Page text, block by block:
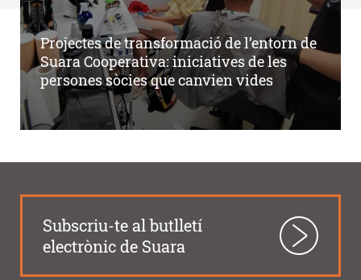
Projectes de transformació de l’entorn de
Suara Cooperativa: iniciatives de les
persones sòcies que canvien vides
Subscriu-te al butlletí
electrònic de Suara